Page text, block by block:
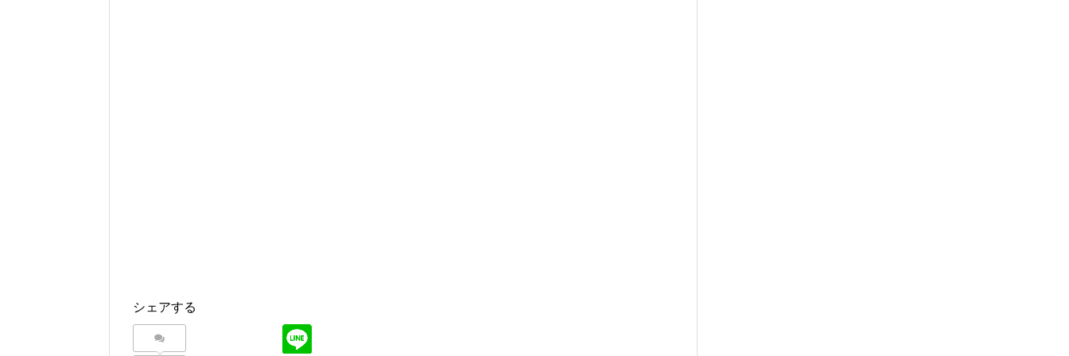
シェアする